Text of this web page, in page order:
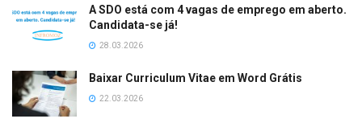
A SDO está com 4 vagas de emprego em aberto.
Candidata-se já!
28.03.2026
Baixar Curriculum Vitae em Word Grátis
22.03.2026